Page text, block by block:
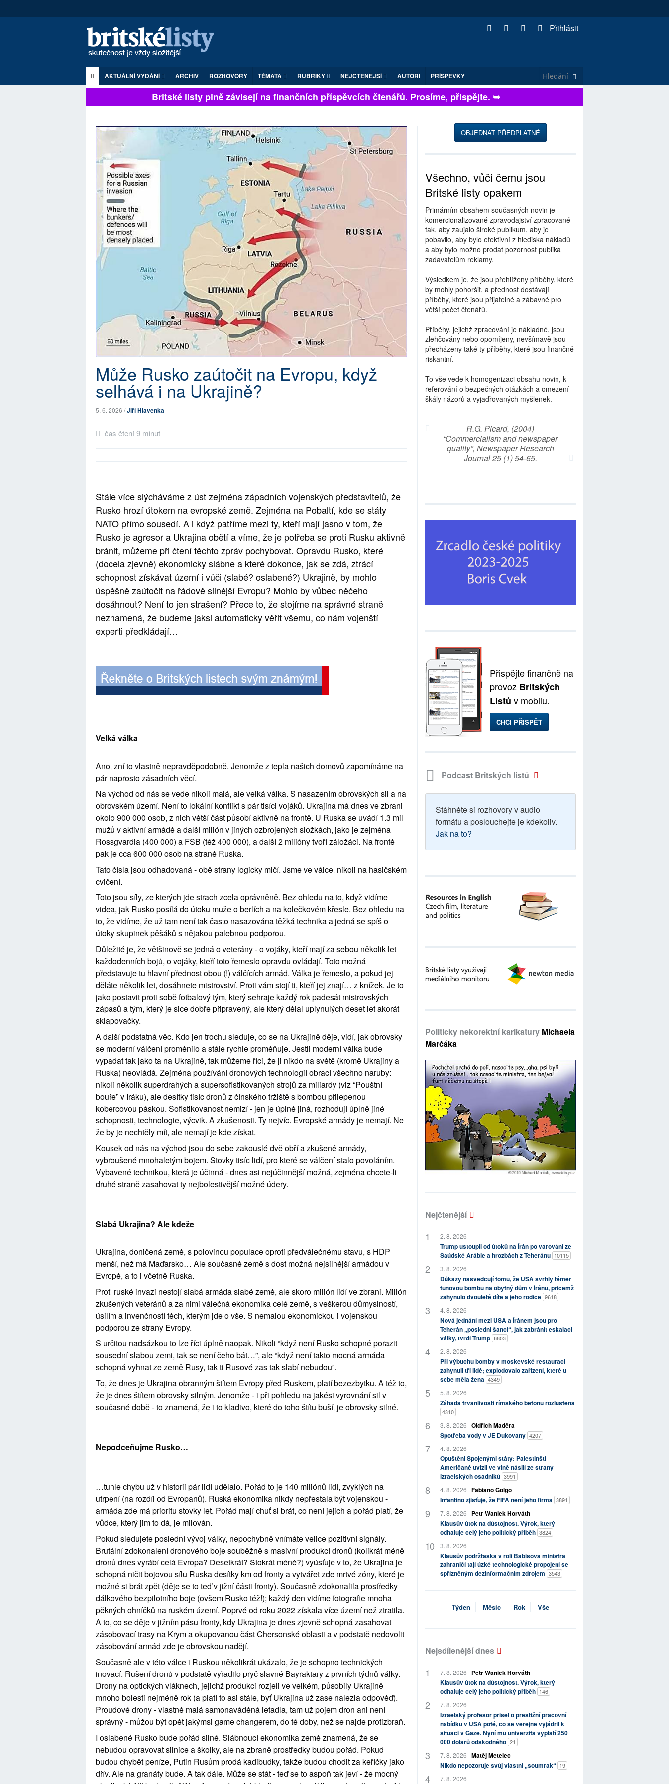
Přihlásit
AKTUÁLNÍ VYDÁNÍ ARCHIV ROZHOVORY TÉMATA RUBRIKY NEJČTENĚJŠÍ AUTOŘI PŘÍSPĚVKY
Britské listy plně závisejí na finančních příspěvcích čtenářů. Prosíme, přispějte. ➥
Může Rusko zaútočit na Evropu, když
selhává i na Ukrajině?
5. 6. 2026 /Jiří Hlavenka
čas čtení 9 minut
Stále více slýcháváme z úst zejména západních vojenských představitelů, že
Rusko hrozí útokem na evropské země. Zejména na Pobaltí, kde se státy
NATO přímo sousedí. A i když patříme mezi ty, kteří mají jasno v tom, že
Rusko je agresor a Ukrajina obětí a víme, že je potřeba se proti Rusku aktivně
bránit, můžeme při čtení těchto zpráv pochybovat. Opravdu Rusko, které
(docela zjevně) ekonomicky slábne a které dokonce, jak se zdá, ztrácí
schopnost získávat území i vůči (slabé? oslabené?) Ukrajině, by mohlo
úspěšně zaútočit na řádově silnější Evropu? Mohlo by vůbec něčeho
dosáhnout? Není to jen strašení? Přece to, že stojíme na správné straně
neznamená, že budeme jaksi automaticky věřit všemu, co nám vojenští
experti předkládají…
Velká válka
Ano, zní to vlastně nepravděpodobně. Jenomže z tepla našich domovů zapomínáme na
pár naprosto zásadních věcí.
Na východ od nás se vede nikoli malá, ale velká válka. S nasazením obrovských sil a na
obrovském území. Není to lokální konflikt s pár tisíci vojáků. Ukrajina má dnes ve zbrani
okolo 900 000 osob, z nich větší část působí aktivně na frontě. U Ruska se uvádí 1.3 mil
mužů v aktivní armádě a další milión v jiných ozbrojených složkách, jako je zejména
Rossgvardia (400 000) a FSB (též 400 000), a další 2 milióny tvoří záložáci. Na frontě
pak je cca 600 000 osob na straně Ruska.
Tato čísla jsou odhadovaná - obě strany logicky mlčí. Jsme ve válce, nikoli na hasičském
cvičení.
Toto jsou síly, ze kterých jde strach zcela oprávněně. Bez ohledu na to, když vidíme
videa, jak Rusko posílá do útoku muže o berlích a na kolečkovém křesle. Bez ohledu na
to, že vidíme, že už tam není tak často nasazována těžká technika a jedná se spíš o
útoky skupinek pěšáků s nějakou palebnou podporou.
Důležité je, že většinově se jedná o veterány - o vojáky, kteří mají za sebou několik let
každodenních bojů, o vojáky, kteří toto řemeslo opravdu ovládají. Toto možná
představuje tu hlavní přednost obou (!) válčících armád. Válka je řemeslo, a pokud jej
děláte několik let, dosáhnete mistrovství. Proti vám stojí ti, kteří jej znají… z knížek. Je to
jako postavit proti sobě fotbalový tým, který sehraje každý rok padesát mistrovských
zápasů a tým, který je sice dobře připravený, ale který dělal uplynulých deset let akorát
sklapovačky.
A další podstatná věc. Kdo jen trochu sleduje, co se na Ukrajině děje, vidí, jak obrovsky
se moderní válčení proměnilo a stále rychle proměňuje. Jestli moderní válka bude
vypadat tak jako ta na Ukrajině, tak můžeme říci, že ji nikdo na světě (kromě Ukrajiny a
Ruska) neovládá. Zejména používání dronových technologií obrací všechno naruby:
nikoli několik superdrahých a supersofistikovaných strojů za miliardy (viz “Pouštní
bouře” v Iráku), ale desítky tisíc dronů z čínského tržiště s bombou přilepenou
kobercovou páskou. Sofistikovanost nemizí - jen je úplně jiná, rozhodují úplně jiné
schopnosti, technologie, výcvik. A zkušenosti. Ty nejvíc. Evropské armády je nemají. Ne
že by je nechtěly mít, ale nemají je kde získat.
Kousek od nás na východ jsou do sebe zakouslé dvě obří a zkušené armády,
vybroušené mnohaletým bojem. Stovky tisíc lidí, pro které se válčení stalo povoláním.
Vybavené technikou, která je účinná - dnes asi nejúčinnější možná, zejména chcete-li
druhé straně zasahovat ty nejbolestivější možné údery.
Slabá Ukrajina? Ale kdeže
Ukrajina, doničená země, s polovinou populace oproti předválečnému stavu, s HDP
menší, než má Maďarsko… Ale současně země s dost možná nejsilnější armádou v
Evropě, a to i včetně Ruska.
Proti ruské invazi nestojí slabá armáda slabé země, ale skoro milión lidí ve zbrani. Milión
zkušených veteránů a za nimi válečná ekonomika celé země, s veškerou důmyslností,
úsilím a invenčností těch, kterým jde o vše. S nemalou ekonomickou i vojenskou
podporou ze strany Evropy.
S určitou nadsázkou to lze říci úplně naopak. Nikoli “když není Rusko schopné porazit
sousední slabou zemi, tak se není čeho bát…”, ale “když není takto mocná armáda
schopná vyhnat ze země Rusy, tak ti Rusové zas tak slabí nebudou”.
To, že dnes je Ukrajina obranným štítem Evropy před Ruskem, platí bezezbytku. A též to,
že je dnes štítem obrovsky silným. Jenomže - i při pohledu na jakési vyrovnání sil v
současné době - to znamená, že i to kladivo, které do toho štítu buší, je obrovsky silné.
Nepodceňujme Rusko…
…tuhle chybu už v historii pár lidí udělalo. Pořád to je 140 miliónů lidí, zvyklých na
utrpení (na rozdíl od Evropanů). Ruská ekonomika nikdy nepřestala být vojenskou -
armáda zde má prioritu stovky let. Pořád mají chuť si brát, co není jejich a pořád platí, že
vůdce, který jim to dá, je milován.
Pokud sledujete poslední vývoj války, nepochybně vnímáte velice pozitivní signály.
Brutální zdokonalení dronového boje souběžně s masivní produkcí dronů (kolikrát méně
dronů dnes vyrábí celá Evropa? Desetkrát? Stokrát méně?) vyúsťuje v to, že Ukrajina je
schopná ničit bojovou sílu Ruska desítky km od fronty a vytvářet zde mrtvé zóny, které je
možné si brát zpět (děje se to teď v jižní části fronty). Současně zdokonalila prostředky
dálkového bezpilotního boje (ovšem Rusko též!); každý den vidíme fotografie mnoha
pěkných ohníčků na ruském území. Poprvé od roku 2022 získala více území než ztratila.
A to, co se děje v jižním pásu fronty, kdy Ukrajina je dnes zjevně schopná zasahovat
zásobovací trasy na Krym a okupovanou část Chersonské oblasti a v podstatě nedovolit
zásobování armád zde je obrovskou nadějí.
Současně ale v této válce i Ruskou několikrát ukázalo, že je schopno technických
inovací. Rušení dronů v podstatě vyřadilo pryč slavné Bayraktary z prvních týdnů války.
Drony na optických vláknech, jejichž produkci rozjeli ve velkém, působily Ukrajině
mnoho bolesti nejméně rok (a platí to asi stále, byť Ukrajina už zase nalezla odpověď).
Proudové drony - vlastně malá samonaváděná letadla, tam už pojem dron ani není
správný - můžou být opět jakýmsi game changerem, do té doby, než se najde protizbraň.
I oslabené Rusko bude pořád silné. Slábnoucí ekonomika země znamená, že se
nebudou opravovat silnice a školky, ale na zbraně prostředky budou pořád. Pokud
budou chybět peníze, Putin Rusům prodá kadibudky, takže budou chodit za keříčky jako
dřív. Ale na granáty bude. A tak dále. Může se stát - teď se to aspoň tak jeví - že mocný
OBJEDNAT PŘEDPLATNÉ
Všechno, vůči čemu jsou
Britské listy opakem
Primárním obsahem současných novin je
komercionalizované zpravodajství zpracované
tak, aby zaujalo široké publikum, aby je
pobavilo, aby bylo efektivní z hlediska nákladů
a aby bylo možno prodat pozornost publika
zadavatelům reklamy.
Výsledkem je, že jsou přehlíženy příběhy, které
by mohly pohoršit, a přednost dostávají
příběhy, které jsou přijatelné a zábavné pro
větší počet čtenářů.
Příběhy, jejichž zpracování je nákladné, jsou
zlehčovány nebo opomíjeny, nevšímavě jsou
přecházeny také ty příběhy, které jsou finančně
riskantní.
To vše vede k homogenizaci obsahu novin, k
referování o bezpečných otázkách a omezení
škály názorů a vyjadřovaných myšlenek.
R.G. Picard, (2004)
“Commercialism and newspaper
quality”, Newspaper Research
Journal 25 (1) 54-65.
Přispějte finančně na
provoz Britských
Listů v mobilu.
CHCI PŘISPĚT
Podcast Britských listů
Stáhněte si rozhovory v audio
formátu a poslouchejte je kdekoliv.
Jak na to?
Politicky nekorektní karikatury Michaela
Marčáka
Nejčtenější
2. 8. 2026
Trump ustoupil od útoků na Írán po varování ze
Saúdské Arábie a hrozbách z Teheránu 10115
3. 8. 2026
Důkazy nasvědčují tomu, že USA svrhly téměř
tunovou bombu na obytný dům v Íránu, přičemž
zahynulo dvouleté dítě a jeho rodiče 9618
4. 8. 2026
Nová jednání mezi USA a Íránem jsou pro
Teherán „poslední šancí“, jak zabránit eskalaci
války, tvrdí Trump 6803
2. 8. 2026
Při výbuchu bomby v moskevské restauraci
zahynuli tři lidé; explodovalo zařízení, které u
sebe měla žena 4349
5. 8. 2026
Záhada trvanlivosti římského betonu rozluštěna
4310
3. 8. 2026 Oldřich Maděra
Spotřeba vody v JE Dukovany 4207
4. 8. 2026
Opuštěni Spojenými státy: Palestinští
Američané uvízli ve vlně násilí ze strany
izraelských osadníků 3991
4. 8. 2026 Fabiano Golgo
Infantino zjišťuje, že FIFA není jeho firma 3891
7. 8. 2026
Petr Waniek Horváth
Klausův útok na důstojnost. Výrok, který
odhaluje celý jeho politický příběh 3824
3. 8. 2026
Klausův podržtaška v roli Babišova ministra
zahraničí tají úzké technologické propojení se
spřízněným dezinformačním zdrojem 3543
Týden Měsíc Rok Vše
Nejsdílenější dnes
7. 8. 2026
Petr Waniek Horváth
Klausův útok na důstojnost. Výrok, který
odhaluje celý jeho politický příběh 146
7. 8. 2026
Izraelský profesor přišel o prestižní pracovní
nabídku v USA poté, co se veřejně vyjádřil k
situaci v Gaze. Nyní mu univerzita vyplatí 250
000 dolarů odškodného 21
7. 8. 2026 Matěj Metelec
Nikdo nepozoruje svůj vlastní „soumrak“ 19
7. 8. 2026